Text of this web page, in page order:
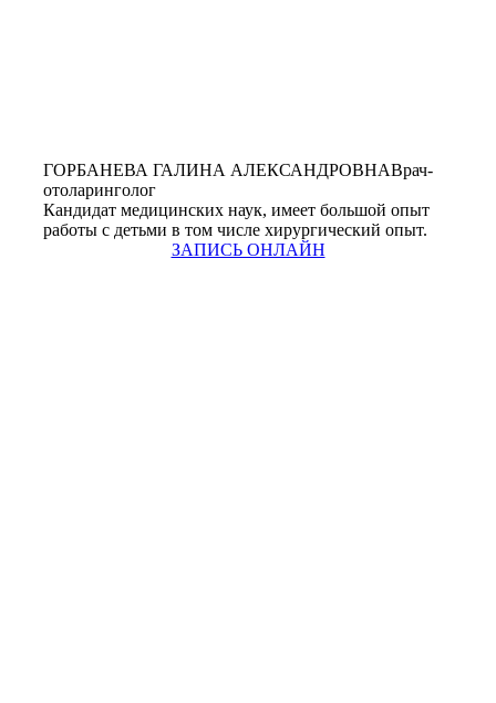
ГОРБАНЕВА ГАЛИНА АЛЕКСАНДРОВНАВрач-
отоларинголог
Кандидат медицинских наук, имеет большой опыт
работы с детьми в том числе хирургический опыт.
ЗАПИСЬ ОНЛАЙН